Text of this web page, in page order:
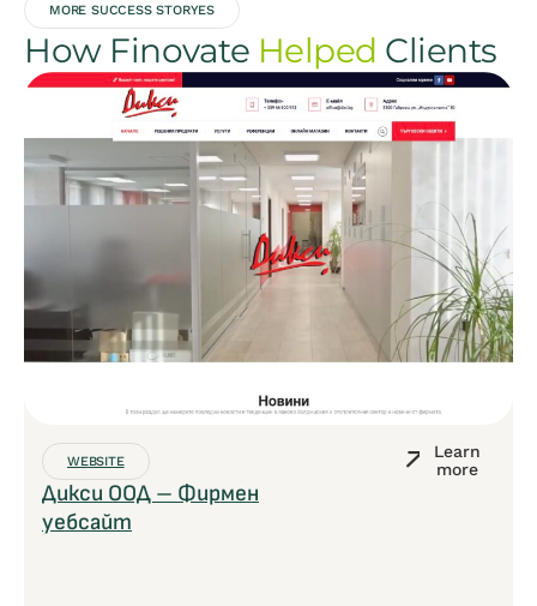
MORE SUCCESS STORYES
How Finovate Helped Clients
WEBSITE
Дикси ООД – Фирмен
уебсайт
Learn
more